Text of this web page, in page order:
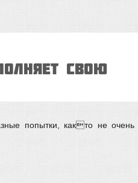
СВОЮ
попытки, както не